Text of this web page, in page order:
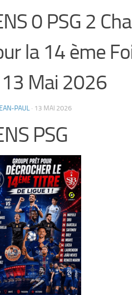
0 PSG 2
la 14 ème
Mai 2026
PAUL · 13 MAI 2026
PSG